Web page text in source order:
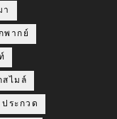
า
พากย์
สไมล์
ประกวด